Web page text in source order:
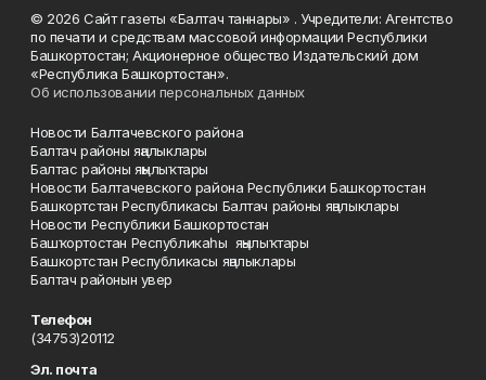
© 2026 Сайт газеты «Балтач таннары» . Учредители: Агентство
по печати и средствам массовой информации Республики
Башкортостан; Акционерное общество Издательский дом
«Республика Башкортостан».
Об использовании персональных данных
Новости Балтачевского района
Балтач районы яңалыклары
Балтас районы яңылыҡтары
Новости Балтачевского района Республики Башкортостан
Башкортстан Республикасы Балтач районы яңалыклары
Новости Республики Башкортостан
Башҡортостан Республикаһы яңылыҡтары
Башкортстан Республикасы яңалыклары
Балтач районын увер
Телефон
(34753)20112
Эл. почта